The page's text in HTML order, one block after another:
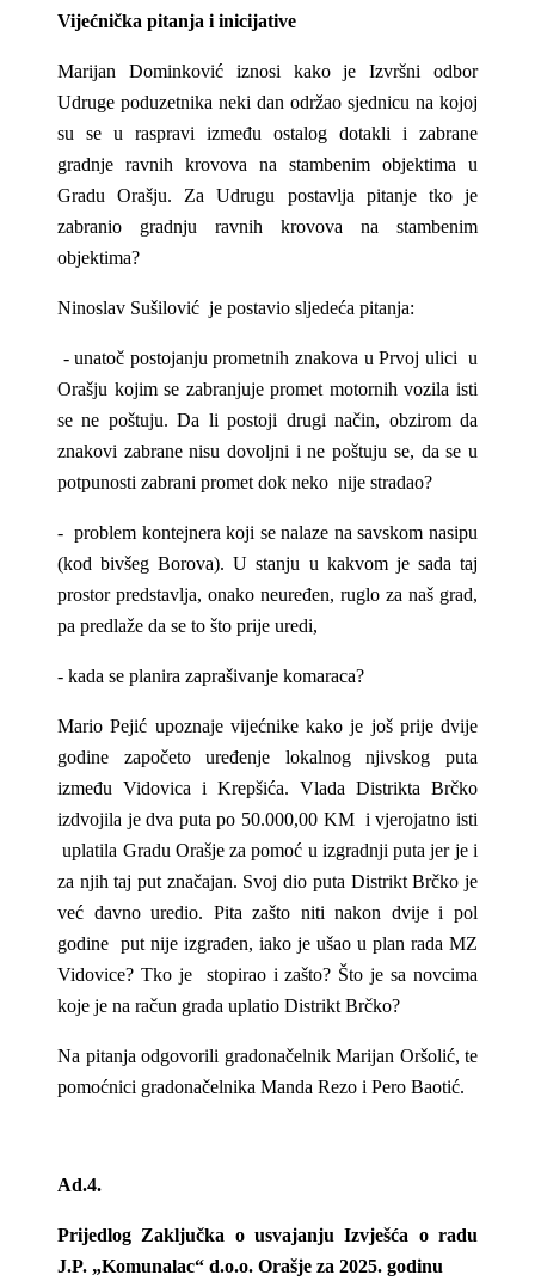
Vijećnička pitanja i inicijative
Marijan Dominković iznosi kako je Izvršni odbor
Udruge poduzetnika neki dan održao sjednicu na kojoj
su se u raspravi između ostalog dotakli i zabrane
gradnje ravnih krovova na stambenim objektima u
Gradu Orašju. Za Udrugu postavlja pitanje tko je
zabranio gradnju ravnih krovova na stambenim
objektima?
Ninoslav Sušilović je postavio sljedeća pitanja:
- unatoč postojanju prometnih znakova u Prvoj ulici u
Orašju kojim se zabranjuje promet motornih vozila isti
se ne poštuju. Da li postoji drugi način, obzirom da
znakovi zabrane nisu dovoljni i ne poštuju se, da se u
potpunosti zabrani promet dok neko nije stradao?
- problem kontejnera koji se nalaze na savskom nasipu
(kod bivšeg Borova). U stanju u kakvom je sada taj
prostor predstavlja, onako neuređen, ruglo za naš grad,
pa predlaže da se to što prije uredi,
- kada se planira zaprašivanje komaraca?
Mario Pejić upoznaje vijećnike kako je još prije dvije
godine započeto uređenje lokalnog njivskog puta
između Vidovica i Krepšića. Vlada Distrikta Brčko
izdvojila je dva puta po 50.000,00 KM i vjerojatno isti
uplatila Gradu Orašje za pomoć u izgradnji puta jer je i
za njih taj put značajan. Svoj dio puta Distrikt Brčko je
već davno uredio. Pita zašto niti nakon dvije i pol
godine put nije izgrađen, iako je ušao u plan rada MZ
Vidovice? Tko je stopirao i zašto? Što je sa novcima
koje je na račun grada uplatio Distrikt Brčko?
Na pitanja odgovorili gradonačelnik Marijan Oršolić, te
pomoćnici gradonačelnika Manda Rezo i Pero Baotić.
Ad.4.
Prijedlog Zaključka o usvajanju Izvješća o radu
J.P. „Komunalac“ d.o.o. Orašje za 2025. godinu